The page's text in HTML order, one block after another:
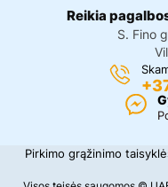
Reikia
S. Fino
Pirkimo grąžinimo